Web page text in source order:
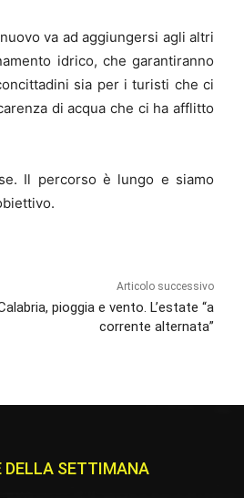
va ad aggiungersi agli altri
idrico, che garantiranno
sia per i turisti che ci
di acqua che ci ha afflitto
Il percorso è lungo e siamo
Articolo successivo
pioggia e vento. L’estate “a
corrente alternata”
DELLA SETTIMANA